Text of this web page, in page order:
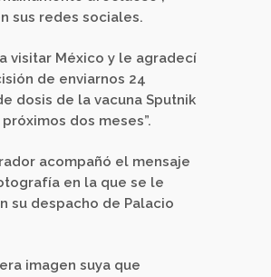
sus redes sociales.
visitar México y le agradecí
de enviarnos 24
dosis de la vacuna Sputnik
dos meses”.
acompañó el mensaje
en la que se le
su despacho de Palacio
imagen suya que